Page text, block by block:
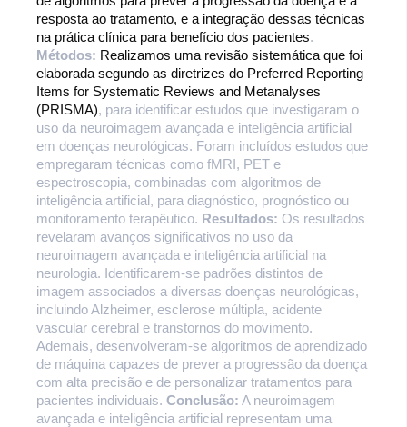
resposta ao tratamento, e a integração dessas técnicas
na prática clínica para benefício dos pacientes.
Métodos: Realizamos uma revisão sistemática que foi
elaborada segundo as diretrizes do Preferred Reporting
Items for Systematic Reviews and Metanalyses
(PRISMA), para identificar estudos que investigaram o
uso da neuroimagem avançada e inteligência artificial
em doenças neurológicas. Foram incluídos estudos que
empregaram técnicas como fMRI, PET e
espectroscopia, combinadas com algoritmos de
inteligência artificial, para diagnóstico, prognóstico ou
monitoramento terapêutico. Resultados: Os resultados
revelaram avanços significativos no uso da
neuroimagem avançada e inteligência artificial na
neurologia. Identificarem-se padrões distintos de
imagem associados a diversas doenças neurológicas,
incluindo Alzheimer, esclerose múltipla, acidente
vascular cerebral e transtornos do movimento.
Ademais, desenvolveram-se algoritmos de aprendizado
de máquina capazes de prever a progressão da doença
com alta precisão e de personalizar tratamentos para
pacientes individuais. Conclusão: A neuroimagem
avançada e inteligência artificial representam uma